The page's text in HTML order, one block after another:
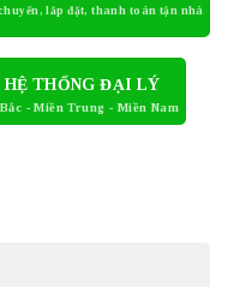
HỆ THỐNG ĐẠI LÝ